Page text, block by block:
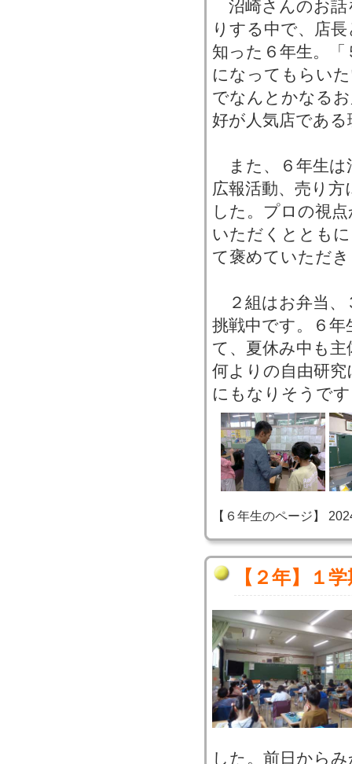
沼崎さんのお話
りする中で、店
知った６年生。
になってもらい
でなんとかなる
好が人気店であ
また、６年生は
広報活動、売り
した。プロの視
いただくととも
て褒めていただ
２組はお弁当、
挑戦中です。６
て、夏休み中も
何よりの自由研
にもなりそうで
【６年生のページ】
【２年】１
した。前日から